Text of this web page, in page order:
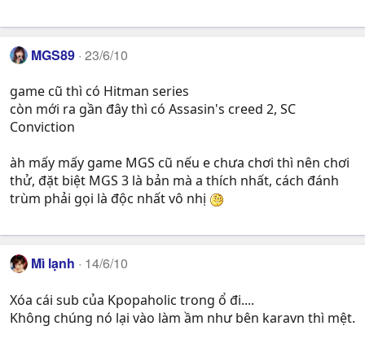
MGS89 23/6/10
game cũ thì có Hitman series
còn mới ra gần đây thì có Assasin's creed 2, SC
Conviction
àh mấy mấy game MGS cũ nếu e chưa chơi thì nên chơi
thử, đặt biệt MGS 3 là bản mà a thích nhất, cách đánh
trùm phải gọi là độc nhất vô nhị
Mì lạnh 14/6/10
Xóa cái sub của Kpopaholic trong ổ đi....
Không chúng nó lại vào làm ầm như bên karavn thì mệt.